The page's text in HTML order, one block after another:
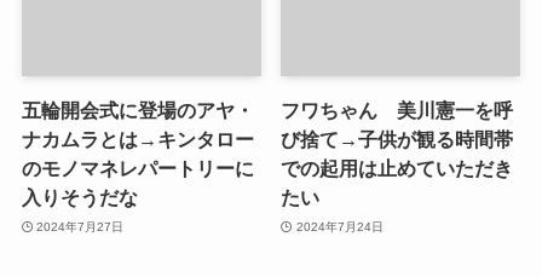
五輪開会式に登場のアヤ・
ナカムラとは→キンタロー
のモノマネレパートリーに
入りそうだな
2024年7月27日
フワちゃん 美川憲一を呼
び捨て→子供が観る時間帯
での起用は止めていただき
たい
2024年7月24日